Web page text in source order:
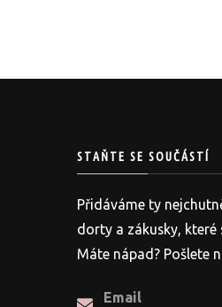
STAŇTE SE SOUČÁSTÍ
Přidáváme ty
dorty a zákusky, které
Máte nápad? Pošlete
Email